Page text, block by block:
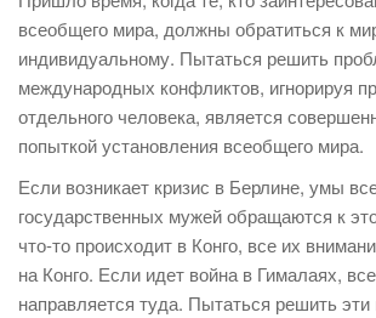
всеобщего мира, должны обратиться к
индивидуальному. Пытаться решить
международных конфликтов, игнорируя
отдельного человека, является
попыткой установления всеобщего мира.
Если возникает кризис в Берлине, умы
государственных мужей обращаются к
что-то происходит в Конго, все их
на Конго. Если идет война в Гималаях,
направляется туда. Пытаться решить